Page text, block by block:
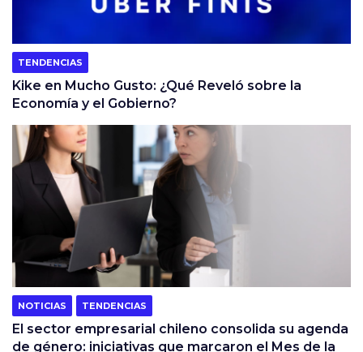
TENDENCIAS
Kike en Mucho Gusto: ¿Qué Reveló sobre la
Economía y el Gobierno?
NOTICIAS TENDENCIAS
El sector empresarial chileno consolida su agenda
de género: iniciativas que marcaron el Mes de la